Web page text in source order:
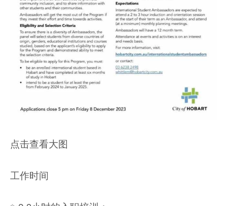
点击查看大图
工作时间